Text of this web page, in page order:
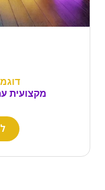
מקצועית